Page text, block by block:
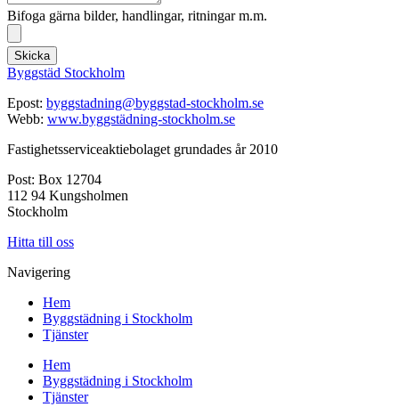
Bifoga gärna bilder, handlingar, ritningar m.m.
Skicka
Byggstäd Stockholm
Epost: byggstadning@byggstad-stockholm.se
Webb: www.byggstädning-stockholm.se
Fastighetsserviceaktiebolaget grundades år 2010
Post: Box 12704
112 94 Kungsholmen
Stockholm
Hitta till oss
Navigering
Hem
Byggstädning i Stockholm
Tjänster
Hem
Byggstädning i Stockholm
Tjänster